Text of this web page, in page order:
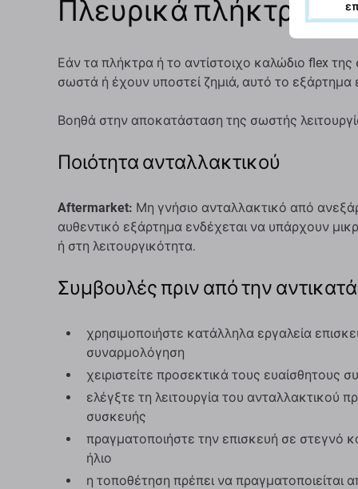
Πλευρικά πλήκτρα
Εάν τα πλήκτρα ή το αντίστοιχο καλώδιο flex
σωστά ή έχουν υποστεί ζημιά, αυτό το εξάρτημα
Βοηθά στην αποκατάσταση της σωστής
Ποιότητα ανταλλακτικού
Aftermarket: Μη γνήσιο ανταλλακτικό από
αυθεντικό εξάρτημα ενδέχεται να υπάρχουν
ή στη λειτουργικότητα.
Συμβουλές πριν από την
χρησιμοποιήστε κατάλληλα εργαλεία
συναρμολόγηση
χειριστείτε προσεκτικά τους ευαίσθητους
ελέγξτε τη λειτουργία του ανταλλακτικού
συσκευής
πραγματοποιήστε την επισκευή σε στεγνό
ήλιο
η τοποθέτηση πρέπει να πραγματοποιείται